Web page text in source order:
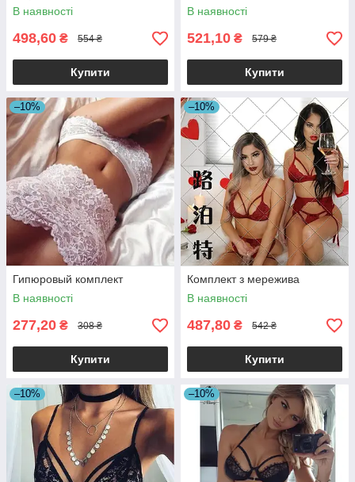
В наявності
498,60 ₴ 554 ₴
Купити
В наявності
521,10 ₴ 579 ₴
Купити
–10%
Гипюровый комплект
В наявності
277,20 ₴ 308 ₴
Купити
–10%
Комплект з мережива
В наявності
487,80 ₴ 542 ₴
Купити
–10% –10%